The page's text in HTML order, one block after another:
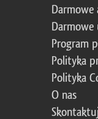
Darmowe
Program
Polityka
Polityka
O nas